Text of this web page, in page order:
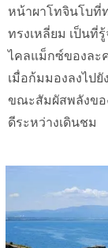
หน้าผาโทจินโบที่
ทรงเหลี่ยม เป็นที่
ไคลแม็กซ์ของละ
เมื่อก้มมองลงไปยั
ขณะสัมผัสพลังขอ
ดีระหว่างเดินชม